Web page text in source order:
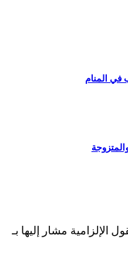
في المنام
الإلزامية مشار إليها بـ